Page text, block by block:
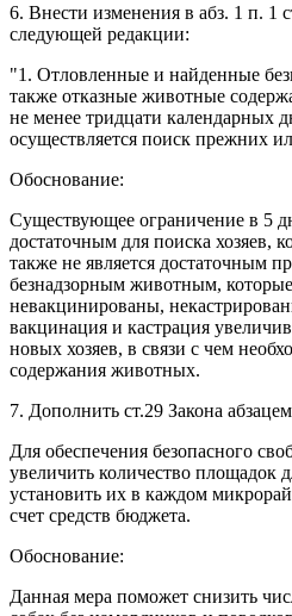
6. Внести изменения в абз. 1 п. 1
следующей редакции:
"1. Отловленные и найденные
также отказные животные
не менее тридцати календарных
осуществляется поиск прежних
Обоснование:
Существующее ограничение в 5
достаточным для поиска хозяев,
также не является достаточным
безнадзорным животным,
невакцинированы,
вакцинация и кастрация
новых хозяев, в связи с чем
содержания животных.
7. Дополнить ст.29 Закона
Для обеспечения безопасного
увеличить количество площадок
установить их в каждом
счет средств бюджета.
Обоснование:
Данная мера поможет снизить